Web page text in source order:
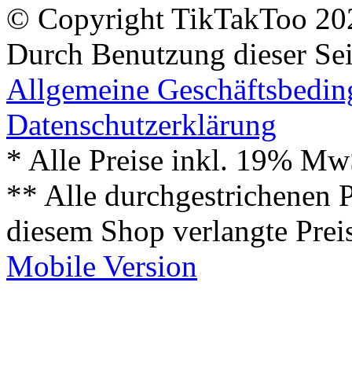
© Copyright TikTakToo
Durch Benutzung dieser
Allgemeine
Datenschutzerklärung
* Alle Preise inkl. 19%
** Alle durchgestrichenen
diesem Shop verlangte
Mobile Version